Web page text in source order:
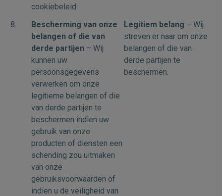
cookiebeleid.
8.
Bescherming van onze
belangen of die van
derde partijen – Wij
kunnen uw
persoonsgegevens
verwerken om onze
legitieme belangen of die
van derde partijen te
beschermen indien uw
gebruik van onze
producten of diensten een
schending zou uitmaken
van onze
gebruiksvoorwaarden of
indien u de veiligheid van
Legitiem belang – Wij
streven er naar om onze
belangen of die van
derde partijen te
beschermen.